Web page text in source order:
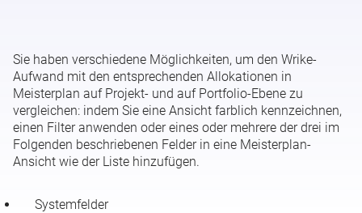
Sie haben verschiedene Möglichkeiten, um den Wrike-
Aufwand mit den entsprechenden Allokationen in
Meisterplan auf Projekt- und auf Portfolio-Ebene zu
vergleichen: indem Sie eine Ansicht farblich kennzeichnen,
einen Filter anwenden oder eines oder mehrere der drei im
Folgenden beschriebenen Felder in eine Meisterplan-
Ansicht wie der Liste hinzufügen.
Systemfelder